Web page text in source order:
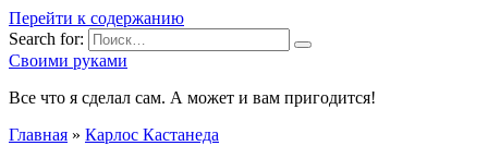
Перейти к содержанию
Search for:
Своими руками
Все что я сделал сам. А может и вам пригодится!
Главная » Карлос Кастанеда